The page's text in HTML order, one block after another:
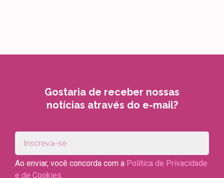
Gostaria de receber nossas
notícias através do e-mail?
Ao enviar, você concorda com a Política de Privacidade
e de Cookies